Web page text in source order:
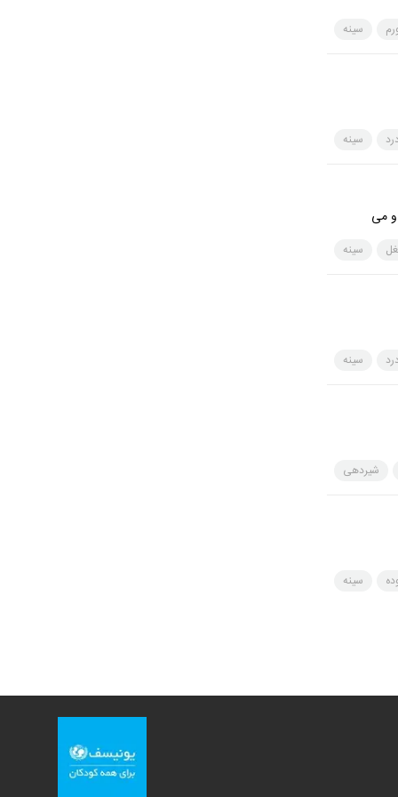
سینه
سینه
و می
سینه
سینه
شیردهی
سینه